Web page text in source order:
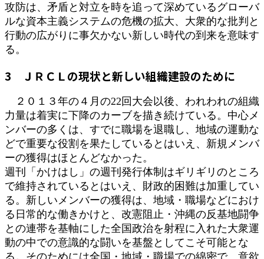
攻防は、矛盾と対立を時を追って深めているグローバ
ルな資本主義システムの危機の拡大、大衆的な批判と
行動の広がりに事欠かない新しい時代の到来を意味す
る。
3 ＪＲＣＬの現状と新しい組織建設のために
２０１３年の４月の22回大会以後、われわれの組織
力量は着実に下降のカーブを描き続けている。中心メ
ンバーの多くは、すでに職場を退職し、地域の運動な
どで重要な役割を果たしているとはいえ、新規メンバ
ーの獲得はほとんどなかった。
週刊「かけはし」の週刊発行体制はギリギリのところ
で維持されているとはいえ、財政的困難は加重してい
る。新しいメンバーの獲得は、地域・職場などにおけ
る日常的な働きかけと、改憲阻止・沖縄の反基地闘争
との連帯を基軸にした全国政治を射程に入れた大衆運
動の中での意識的な闘いを基盤としてこそ可能とな